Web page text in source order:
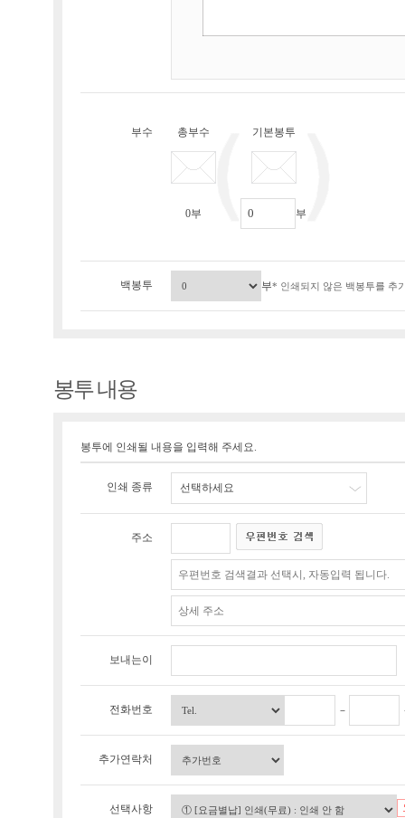
부수 총부수
0부
기본봉투
부
백봉투 부* 인쇄되지 않은 백봉투를 추
봉투 내용
봉투에 인쇄될 내용을 입력해 주세요.
인쇄 종류 선택하세요
주소
보내는이
전화번호
추가연락처
선택사항